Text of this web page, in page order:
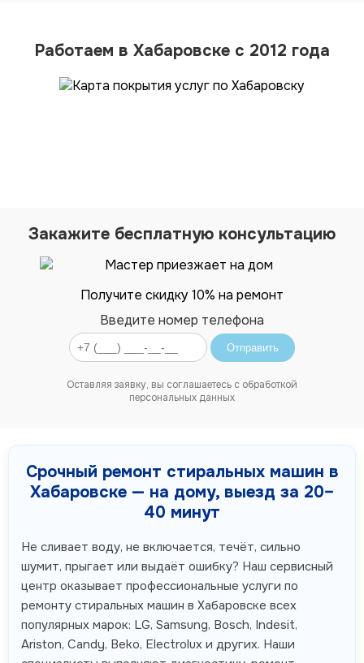
Работаем в Хабаровске с 2012 года
Закажите бесплатную консультацию
Получите скидку 10% на ремонт
Введите номер телефона
Отправить
Оставляя заявку, вы соглашаетесь с обработкой
персональных данных
Срочный ремонт стиральных машин в
Хабаровске — на дому, выезд за 20–
40 минут
Не сливает воду, не включается, течёт, сильно
шумит, прыгает или выдаёт ошибку? Наш сервисный
центр оказывает профессиональные услуги по
ремонту стиральных машин в Хабаровске всех
популярных марок: LG, Samsung, Bosch, Indesit,
Ariston, Candy, Beko, Electrolux и других. Наши